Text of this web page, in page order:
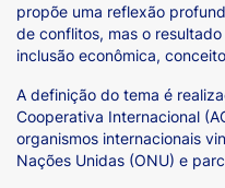
propõe uma reflexão
de conflitos, mas o
inclusão econômica,
A definição do tema é
Cooperativa Internacional
organismos internacionais
Nações Unidas (ONU) e